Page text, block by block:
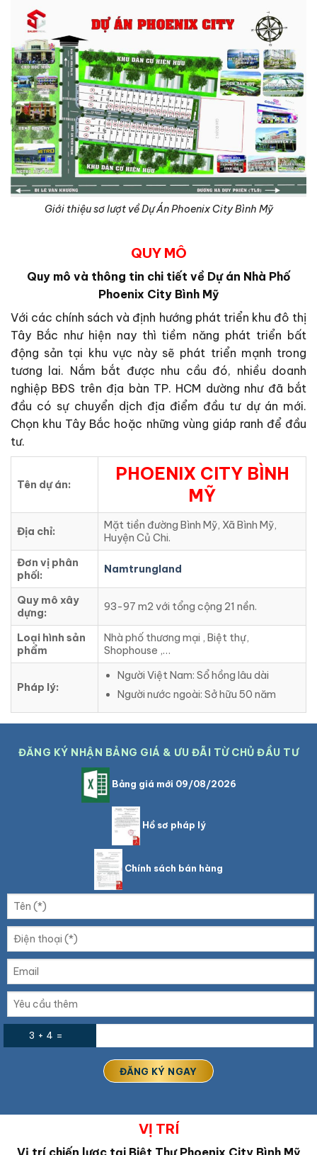
Giới thiệu sơ lượt về Dự Án Phoenix City Bình Mỹ
QUY MÔ
Quy mô và thông tin chi tiết về Dự án Nhà Phố
Phoenix City Bình Mỹ
Với các chính sách và định hướng phát triển khu đô thị
Tây Bắc như hiện nay thì tiềm năng phát triển bất
động sản tại khu vực này sẽ phát triển mạnh trong
tương lai. Nắm bắt được nhu cầu đó, nhiều doanh
nghiệp BĐS trên địa bàn TP. HCM dường như đã bắt
đầu có sự chuyển dịch địa điểm đầu tư dự án mới.
Chọn khu Tây Bắc hoặc những vùng giáp ranh để đầu
tư.
Tên dự án:
PHOENIX CITY BÌNH
MỸ
Địa chỉ:
Mặt tiền đường Bình Mỹ, Xã Bình Mỹ,
Huyện Củ Chi.
Đơn vị phân
phối:
Namtrungland
Quy mô xây
dựng:
93-97 m2 với tổng cộng 21 nền.
Loại hình sản
phẩm
Nhà phố thương mại , Biệt thự,
Shophouse ,…
Pháp lý:
Người Việt Nam: Sổ hồng lâu dài
Người nước ngoài: Sở hữu 50 năm
ĐĂNG KÝ NHẬN BẢNG GIÁ & ƯU ĐÃI TỪ CHỦ ĐẦU TƯ
Bảng giá mới 09/08/2026
Hồ sơ pháp lý
Chính sách bán hàng
3 + 4 =
VỊ TRÍ